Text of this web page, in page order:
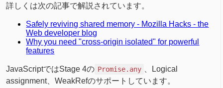
詳しくは次の記事で解説されています。
Safely reviving shared memory - Mozilla Hacks - the
Web developer blog
Why you need "cross-origin isolated" for powerful
features
JavaScriptではStage 4の Promise.any
、Logical
assignment、WeakRefのサポートしています。